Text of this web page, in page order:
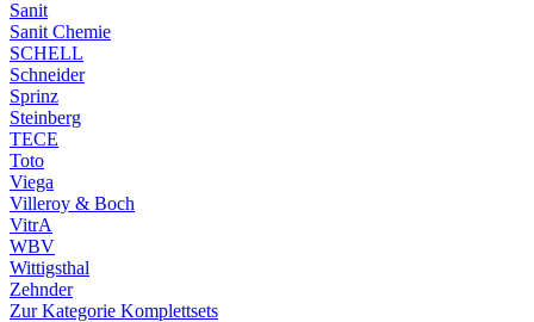
Sanit
Sanit Chemie
SCHELL
Schneider
Sprinz
Steinberg
TECE
Toto
Viega
Villeroy & Boch
VitrA
WBV
Wittigsthal
Zehnder
Zur Kategorie Komplettsets